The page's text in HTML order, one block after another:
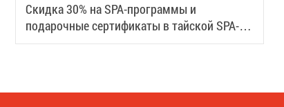
Скидка 30% на SPA-программы и
подарочные сертификаты в тайской SPA-
деревне Samui